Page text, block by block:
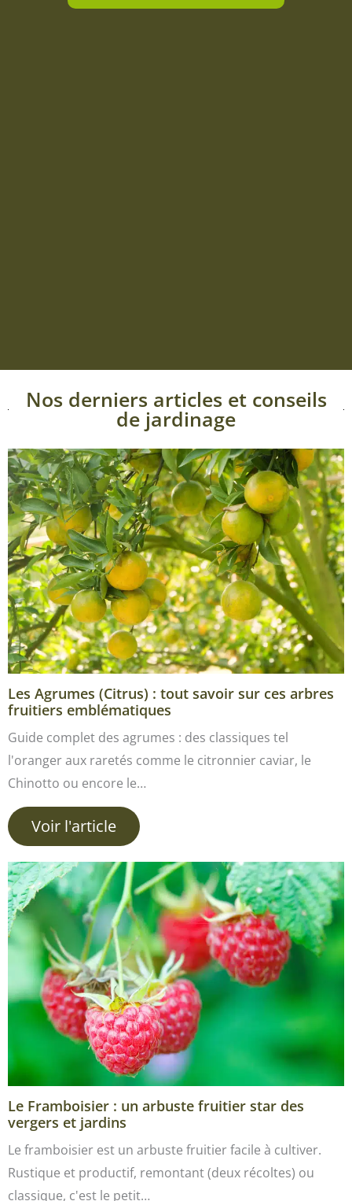
Nos derniers articles et conseils
de jardinage
Les Agrumes (Citrus) : tout savoir sur ces arbres
fruitiers emblématiques
Guide complet des agrumes : des classiques tel
l'oranger aux raretés comme le citronnier caviar, le
Chinotto ou encore le…
Voir l'article
Le Framboisier : un arbuste fruitier star des
vergers et jardins
Le framboisier est un arbuste fruitier facile à cultiver.
Rustique et productif, remontant (deux récoltes) ou
classique, c'est le petit…